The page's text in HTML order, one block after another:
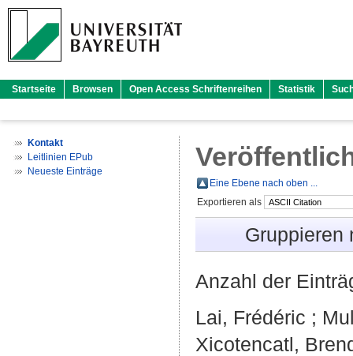
Startseite Browsen Open Access Schriftenreihen Statistik
Kontakt
Leitlinien EPub
Neueste Einträge
Eine Ebene nach oben ...
Exportieren als
Anzahl der
Lai, Frédéric ;
Xicotencatl,